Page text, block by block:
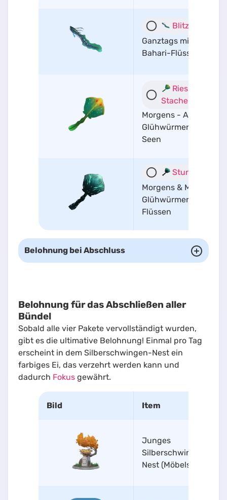
Blitz-Aal
Ganztags mit
Bahari-Flüssen
Riesiger
Stachelrochen
Morgens - Abends mit
Glühwürmern in
Seen
Sturmrochen
Morgens & Mittags mit
Glühwürmern in
Flüssen
Belohnung bei Abschluss
Belohnung für das Abschließen aller
Bündel
Sobald alle vier Pakete vervollständigt wurden,
gibt es die ultimative Belohnung! Einmal pro Tag
erscheint in dem Silberschwingen-Nest ein
farbiges Ei, das verzehrt werden kann und
dadurch Fokus gewährt.
Bild Item
Junges
Silberschwingen-
Nest (Möbelstück)